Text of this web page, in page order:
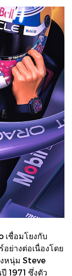
เชื่อมโยงกับ
ย่างต่อเนื่องโดย
หนุ่ม Steve
1971 ซึ่งตัว